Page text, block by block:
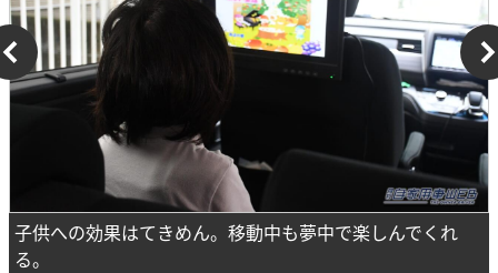
子供への効果はてきめん。移動中も夢中で楽しんでくれ
る。